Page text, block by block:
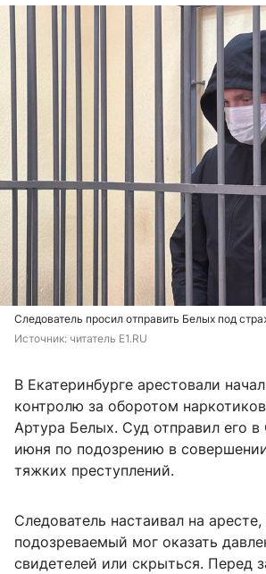
Следователь просил отправить Белых под
Источник: читатель Е1.RU
В Екатеринбурге арестовали
контролю за оборотом
Артура Белых. Суд отправил его
июня по подозрению в
тяжких преступлений.
Следователь настаивал на
подозреваемый мог оказать
свидетелей или скрыться. Перед